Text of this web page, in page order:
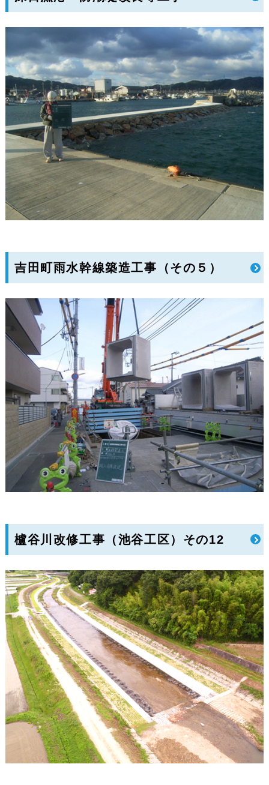
吉田町雨水幹線築造工事（その５）
櫨谷川改修工事（池谷工区）その12